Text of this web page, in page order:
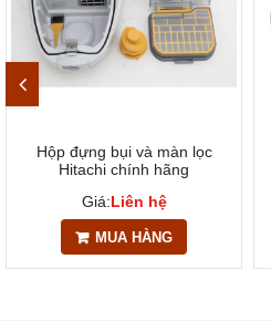
Hộp đựng bụi và màn lọc
Hitachi chính hãng
Giá:Liên hệ
MUA HÀNG